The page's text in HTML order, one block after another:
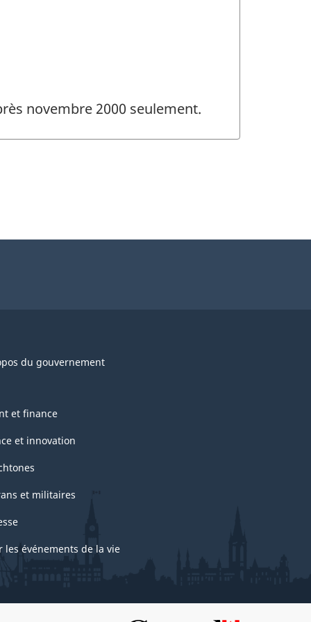
novembre 2000 seulement.
du gouvernement
et finance
et innovation
et militaires
les événements de la vie